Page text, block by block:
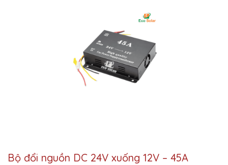
Bộ đổi nguồn DC 24V xuống 12V – 45A